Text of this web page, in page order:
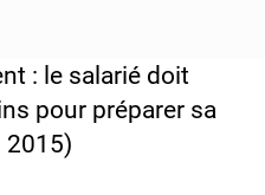
: le salarié doit
pour préparer sa
2015)